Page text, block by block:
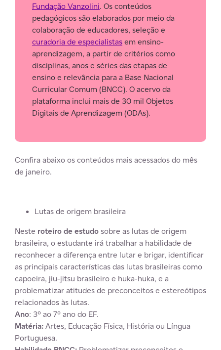
Fundação Vanzolini. Os conteúdos
pedagógicos são elaborados por meio da
colaboração de educadores, seleção e
curadoria de especialistasem ensino-
aprendizagem, a partir de critérios como
disciplinas, anos e séries das etapas de
ensino e relevância para a Base Nacional
Curricular Comum (BNCC). O acervo da
plataforma inclui mais de 30 mil Objetos
Digitais de Aprendizagem (ODAs).
Confira abaixo os conteúdos mais acessados do mês
de janeiro.
Lutas de origem brasileira
Neste roteiro de estudo sobre as lutas de origem
brasileira, o estudante irá trabalhar a habilidade de
reconhecer a diferença entre lutar e brigar, identificar
as principais características das lutas brasileiras como
capoeira, jiu-jitsu brasileiro e huka-huka, e a
problematizar atitudes de preconceitos e estereótipos
relacionados às lutas.
Ano: 3º ao 7º ano do EF.
Matéria:Artes, Educação Física, História ou Língua
Portuguesa.